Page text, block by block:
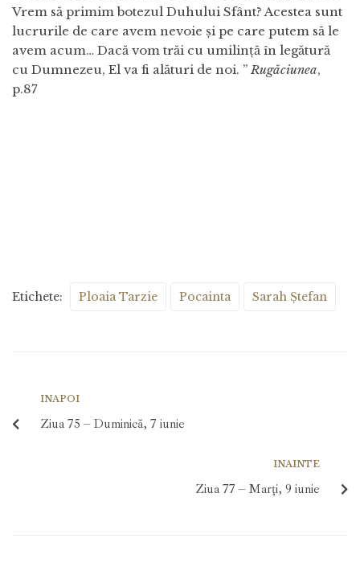
Vrem să primim botezul Duhului Sfânt? Acestea sunt
lucrurile de care avem nevoie și pe care putem să le
avem acum… Dacă vom trăi cu umilință în legătură
cu Dumnezeu, El va fi alături de noi. ”Rugăciunea,
p.87
Etichete: Ploaia Tarzie Pocainta Sarah Ștefan
INAPOI
Ziua 75 – Duminică, 7 iunie
INAINTE
Ziua 77 – Marți, 9 iunie